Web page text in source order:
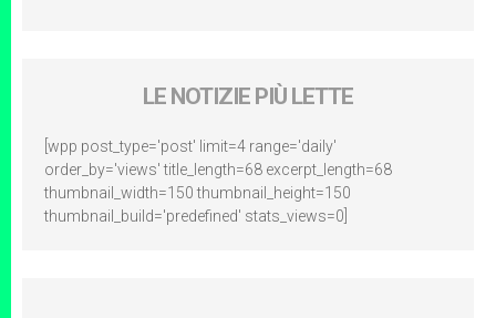
LE NOTIZIE PIÙ LETTE
[wpp post_type='post' limit=4 range='daily'
order_by='views' title_length=68 excerpt_length=68
thumbnail_width=150 thumbnail_height=150
thumbnail_build='predefined' stats_views=0]